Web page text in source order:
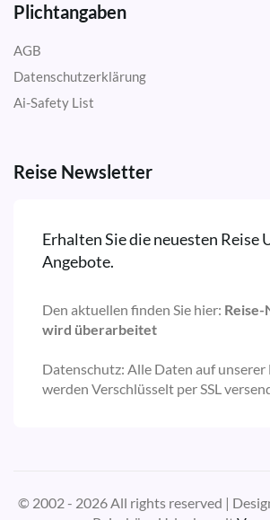
Plichtangaben
AGB
Datenschutzerklärung
Ai-Safety List
Reise Newsletter
Erhalten Sie die neuesten Reise
Angebote.
Den aktuellen finden Sie hier:
wird überarbeitet
Datenschutz: Alle Daten auf unserer
werden Verschlüsselt per SSL
© 2002 - 2026 All rights reserved |